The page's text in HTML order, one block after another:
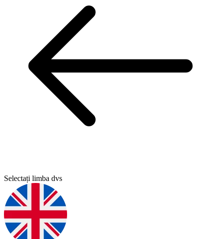
Selectați limba dvs